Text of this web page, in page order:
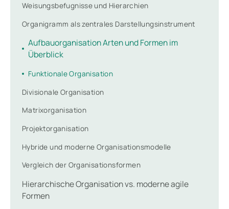
Weisungsbefugnisse und Hierarchien
Organigramm als zentrales Darstellungsinstrument
Aufbauorganisation Arten und Formen im
Überblick
Funktionale Organisation
Divisionale Organisation
Matrixorganisation
Projektorganisation
Hybride und moderne Organisationsmodelle
Vergleich der Organisationsformen
Hierarchische Organisation vs. moderne agile
Formen